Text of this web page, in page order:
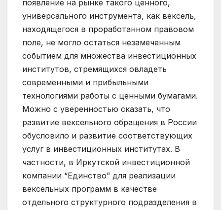
появление на рынке такого ценного,
универсального инструмента, как вексель,
находящегося в проработанном правовом
поле, не могло остаться незамеченным
событием для множества инвестиционных
институтов, стремящихся овладеть
современными и прибыльными
технологиями работы с ценными бумагами.
Можно с уверенностью сказать, что
развитие вексельного обращения в России
обусловило и развитие соответствующих
услуг в инвестиционных институтах. В
частности, в Иркутской инвестиционной
компании “Единство” для реализации
вексельных программ в качестве
отдельного структурного подразделения в